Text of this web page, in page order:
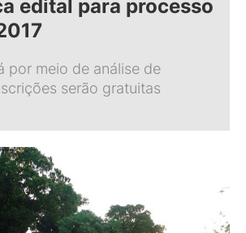
edital para processo
por meio de análise de
serão gratuitas